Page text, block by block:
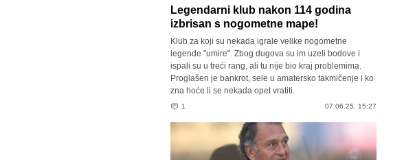
Legendarni klub nakon 114 godina
izbrisan s nogometne mape!
Klub za koji su nekada igrale velike nogometne
legende "umire". Zbog dugova su im uzeli bodove i
ispali su u treći rang, ali tu nije bio kraj problemima.
Proglašen je bankrot, sele u amatersko takmičenje i ko
zna hoće li se nekada opet vratiti.
1 07.06.25. 15:27